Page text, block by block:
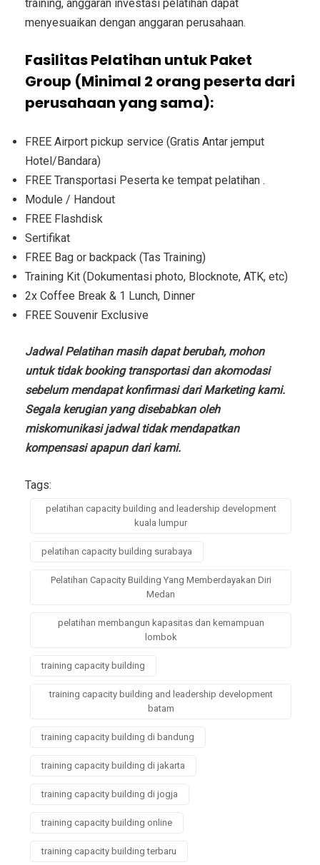
training, anggaran investasi pelatihan dapat
menyesuaikan dengan anggaran perusahaan.
Fasilitas Pelatihan untuk Paket
Group (Minimal 2 orang peserta dari
perusahaan yang sama):
FREE Airport pickup service (Gratis Antar jemput
Hotel/Bandara)
FREE Transportasi Peserta ke tempat pelatihan .
Module / Handout
FREE Flashdisk
Sertifikat
FREE Bag or backpack (Tas Training)
Training Kit (Dokumentasi photo, Blocknote, ATK, etc)
2x Coffee Break & 1 Lunch, Dinner
FREE Souvenir Exclusive
Jadwal Pelatihan masih dapat berubah, mohon
untuk tidak booking transportasi dan akomodasi
sebelum mendapat konfirmasi dari Marketing kami.
Segala kerugian yang disebabkan oleh
miskomunikasi jadwal tidak mendapatkan
kompensasi apapun dari kami.
Tags:
pelatihan capacity building and leadership development
kuala lumpur
pelatihan capacity building surabaya
Pelatihan Capacity Building Yang Memberdayakan Diri
Medan
pelatihan membangun kapasitas dan kemampuan
lombok
training capacity building
training capacity building and leadership development
batam
training capacity building di bandung
training capacity building di jakarta
training capacity building di jogja
training capacity building online
training capacity building terbaru